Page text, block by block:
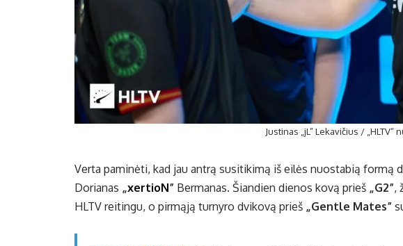
Justinas „jL” Lekavičius / „HLTV“
Verta paminėti, kad jau antrą susitikimą iš eilės nuostabią
Dorianas „xertioN” Bermanas. Šiandien dienos kovą prieš „G2”,
HLTV reitingu, o pirmąją turnyro dvikovą prieš „Gentle Mates”